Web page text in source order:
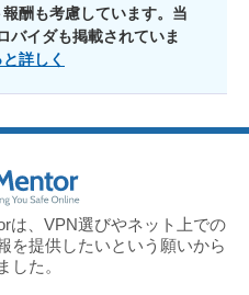
酬も考慮しています。当
バイダも掲載されていま
と詳しく
は、VPN選びやネット上での
を提供したいという願いから
した。